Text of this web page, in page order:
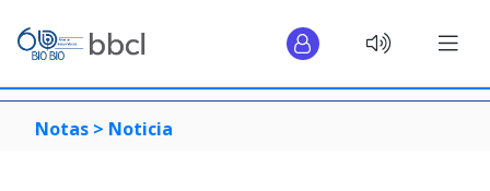
Notas > Noticia